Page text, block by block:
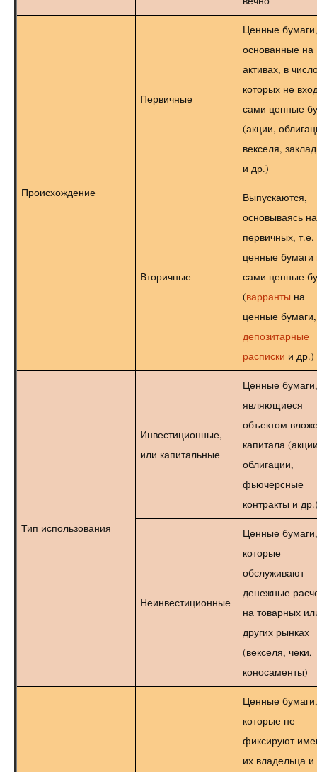
Происхождение
Первичные
Ценные бумаги,
основанные на
активах, в
которых не
сами ценные
(акции,
векселя,
и др.)
Вторичные
Выпускаются,
основываясь на
первичных, т.е.
ценные бумаги
сами ценные
(варранты на
ценные бумаги,
депозитарные
расписки и др.)
Тип использования
Инвестиционные,
или капитальные
Ценные бумаги,
являющиеся
объектом
капитала
облигации,
фьючерсные
контракты и
Неинвестиционные
Ценные бумаги,
которые
обслуживают
денежные
на товарных
других рынках
(векселя, чеки,
коносаменты)
Ценные бумаги,
которые не
фиксируют
их владельца и